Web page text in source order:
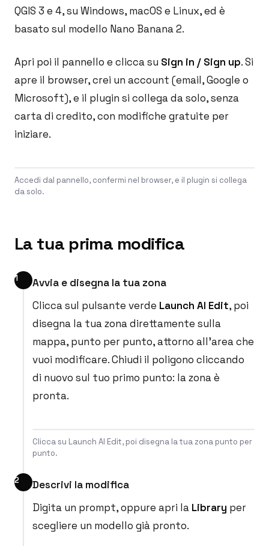
QGIS 3 e 4, su Windows, macOS e Linux, ed è
basato sul modello Nano Banana 2.
Apri poi il pannello e clicca su Sign in / Sign up. Si
apre il browser, crei un account (email, Google o
Microsoft), e il plugin si collega da solo, senza
carta di credito, con modifiche gratuite per
iniziare.
Accedi dal pannello, confermi nel browser, e il plugin si collega
da solo.
La tua prima modifica
Avvia e disegna la tua zona
Clicca sul pulsante verde Launch AI Edit, poi
disegna la tua zona direttamente sulla
mappa, punto per punto, attorno all'area che
vuoi modificare. Chiudi il poligono cliccando
di nuovo sul tuo primo punto: la zona è
pronta.
Clicca su Launch AI Edit, poi disegna la tua zona punto per
punto.
Descrivi la modifica
Digita un prompt, oppure apri la Library per
scegliere un modello già pronto.